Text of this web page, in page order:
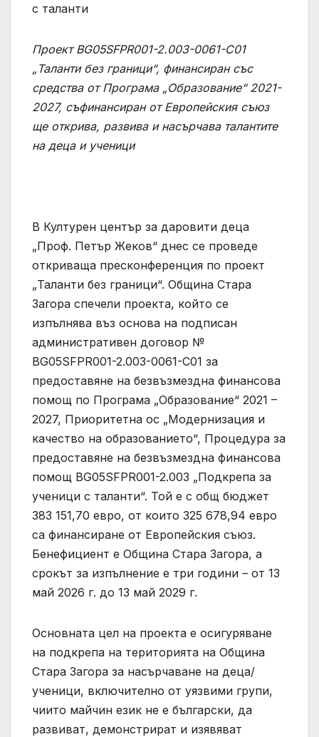
Проект BG05SFPR001-2.003-0061-C01
„Таланти без граници“, финансиран със
средства от Програма „Образование“ 2021-
2027, съфинансиран от Европейския съюз
ще открива, развива и насърчава талантите
на деца и ученици
В Културен център за даровити деца
„Проф. Петър Жеков“ днес се проведе
откриваща пресконференция по проект
„Таланти без граници“. Община Стара
Загора спечели проекта, който се
изпълнява въз основа на подписан
административен договор №
BG05SFPR001-2.003-0061-C01 за
предоставяне на безвъзмездна финансова
помощ по Програма „Образование“ 2021 –
2027, Приоритетна ос „Модернизация и
качество на образованието“, Процедура за
предоставяне на безвъзмездна финансова
помощ BG05SFPR001-2.003 „Подкрепа за
ученици с таланти“. Той е с общ бюджет
383 151,70 евро, от които 325 678,94 евро
са финансиране от Европейския съюз.
Бенефициент е Община Стара Загора, а
срокът за изпълнение е три години – от 13
май 2026 г. до 13 май 2029 г.
Основната цел на проекта е осигуряване
на подкрепа на територията на Община
Стара Загора за насърчаване на деца/
ученици, включително от уязвими групи,
чиито майчин език не е български, да
развиват, демонстрират и изявяват